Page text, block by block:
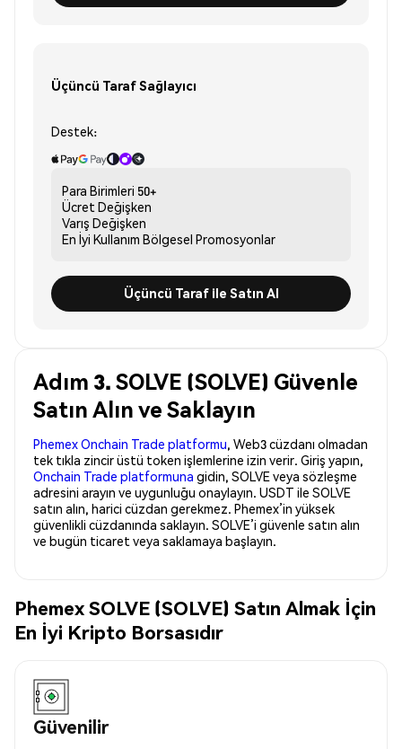
Üçüncü Taraf Sağlayıcı
Destek:
Para Birimleri 50+
Ücret Değişken
Varış Değişken
En İyi Kullanım Bölgesel Promosyonlar
Üçüncü Taraf ile Satın Al
Adım 3. SOLVE (SOLVE) Güvenle
Satın Alın ve Saklayın
Phemex Onchain Trade platformu, Web3 cüzdanı olmadan
tek tıkla zincir üstü token işlemlerine izin verir. Giriş yapın,
Onchain Trade platformuna gidin, SOLVE veya sözleşme
adresini arayın ve uygunluğu onaylayın. USDT ile SOLVE
satın alın, harici cüzdan gerekmez. Phemex’in yüksek
güvenlikli cüzdanında saklayın. SOLVE’i güvenle satın alın
ve bugün ticaret veya saklamaya başlayın.
Phemex SOLVE (SOLVE) Satın Almak İçin
En İyi Kripto Borsasıdır
Güvenilir